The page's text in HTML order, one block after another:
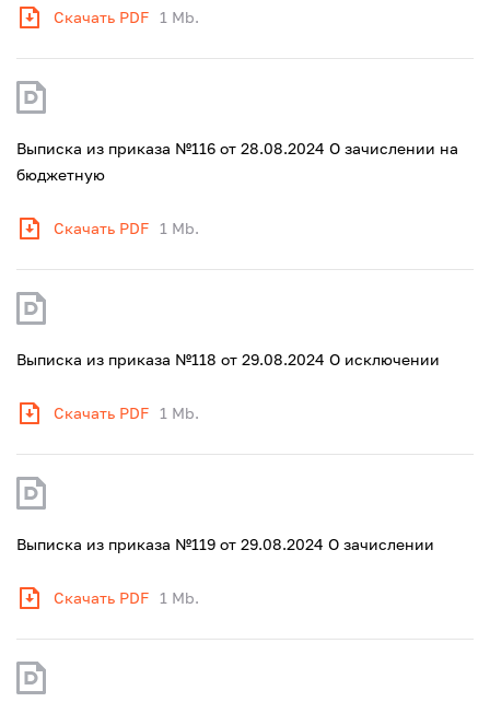
Скачать PDF 1 Mb.
Выписка из приказа №116 от 28.08.2024 О зачислении на
бюджетную
Скачать PDF 1 Mb.
Выписка из приказа №118 от 29.08.2024 О исключении
Скачать PDF 1 Mb.
Выписка из приказа №119 от 29.08.2024 О зачислении
Скачать PDF 1 Mb.